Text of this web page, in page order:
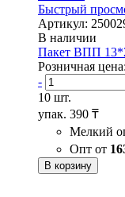
Быстрый
Артикул:
В наличии
Пакет ВПП
Розничная цена:
-
10 шт.
упак. 390 ₸
Мелкий
Опт от
В корзину